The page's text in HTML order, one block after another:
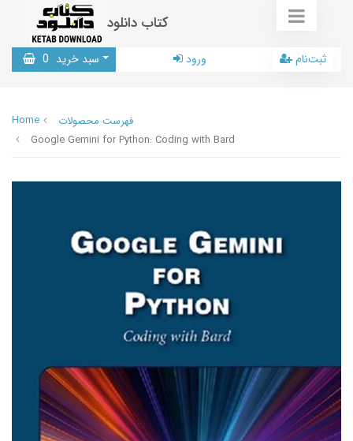
کتاب دانلود
سبد خرید 0 ورود ثبت‌نام
Home
فهرست محصولات
Google Gemini for Python: Coding with Bard